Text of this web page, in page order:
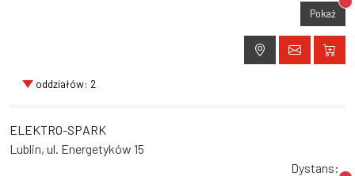
Pokaż
oddziałów: 2
ELEKTRO-SPARK
Lublin, ul. Energetyków 15
Dystans: